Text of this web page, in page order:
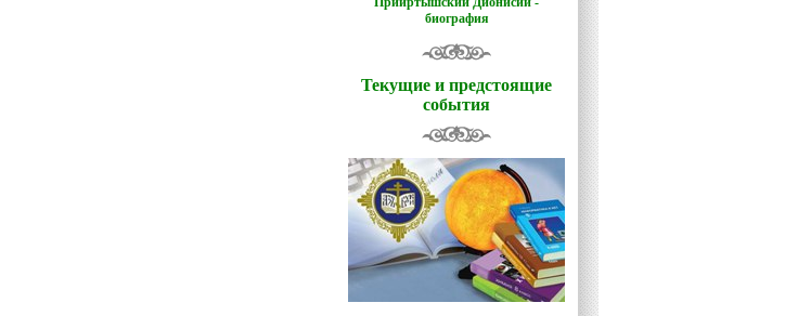
биография
Текущие и предстоящие
события